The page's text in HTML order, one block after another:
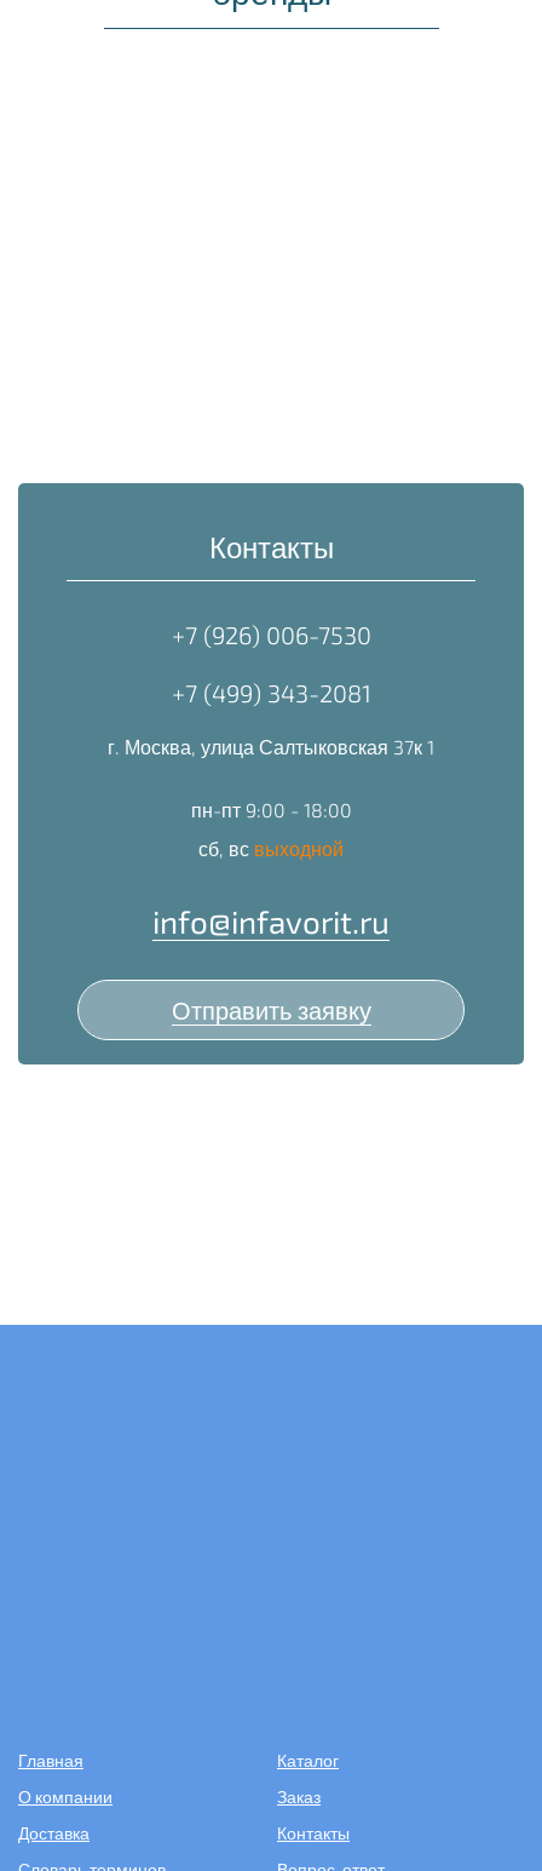
Контакты
+7 (926) 006-7530
+7 (499) 343-2081
г. Москва, улица Салтыковская 37к 1
пн-пт 9:00 - 18:00
сб, вс выходной
info@infavorit.ru
Отправить заявку
Главная
Каталог
О компании
Заказ
Доставка
Контакты